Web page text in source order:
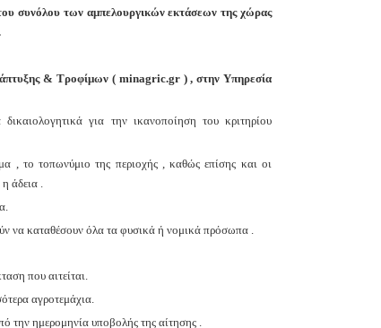
συνόλου των αμπελουργικών εκτάσεων της χώρας
& Τροφίμων ( minagric.gr ) , στην Υπηρεσία
για την ικανοποίηση του κριτηρίου
, το τοπωνύμιο της περιοχής , καθώς επίσης και οι
άδεια .
να καταθέσουν όλα τα φυσικά ή νομικά πρόσωπα .
που αιτείται.
αγροτεμάχια.
την ημερομηνία υποβολής της αίτησης .